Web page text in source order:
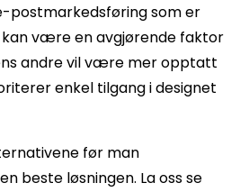
postmarkedsføring som er
kan være en avgjørende faktor
andre vil være mer opptatt
enkel tilgang i designet
før man
beste løsningen. La oss se